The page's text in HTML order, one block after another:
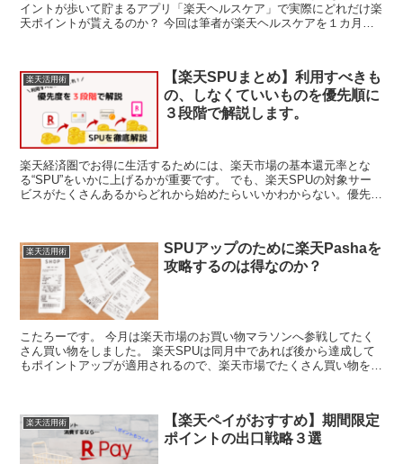
イントが歩いて貯まるアプリ「楽天ヘルスケア」で実際にどれだけ楽
天ポイントが貰えるのか？ 今回は筆者が楽天ヘルスケアを１カ月間
楽天活用術
【楽天SPUまとめ】利用すべきも
の、しなくていいものを優先順に
３段階で解説します。
楽天経済圏でお得に生活するためには、楽天市場の基本還元率とな
る“SPU”をいかに上げるかが重要です。 でも、楽天SPUの対象サー
ビスがたくさんあるからどれから始めたらいいかわからない。優先的
楽天活用術
SPUアップのために楽天Pashaを
攻略するのは得なのか？
こたろーです。 今月は楽天市場のお買い物マラソンへ参戦してたく
さん買い物をしました。 楽天SPUは同月中であれば後から達成して
もポイントアップが適用されるので、楽天市場でたくさん買い物をし
楽天活用術
【楽天ペイがおすすめ】期間限定
ポイントの出口戦略３選